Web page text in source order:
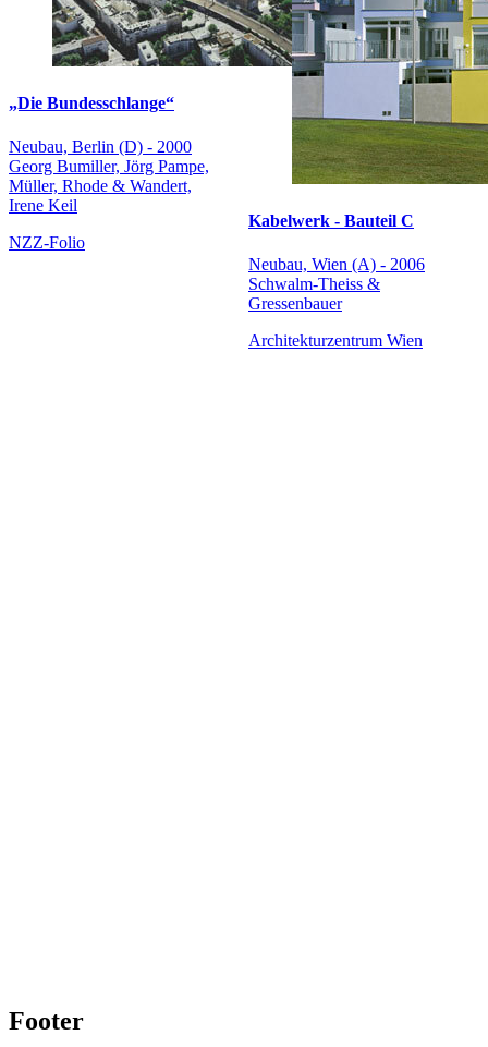
„Die Bundesschlange“
Neubau, Berlin (D) - 2000
Georg Bumiller, Jörg Pampe,
Müller, Rhode & Wandert,
Irene Keil
NZZ-Folio
Kabelwerk - Bauteil C
Neubau, Wien (A) - 2006
Schwalm-Theiss &
Gressenbauer
Architekturzentrum Wien
Footer